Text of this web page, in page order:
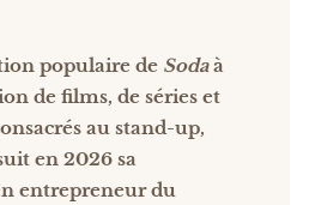
populaire de Sodaà
de films, de séries et
au stand-up,
en 2026 sa
entrepreneur du